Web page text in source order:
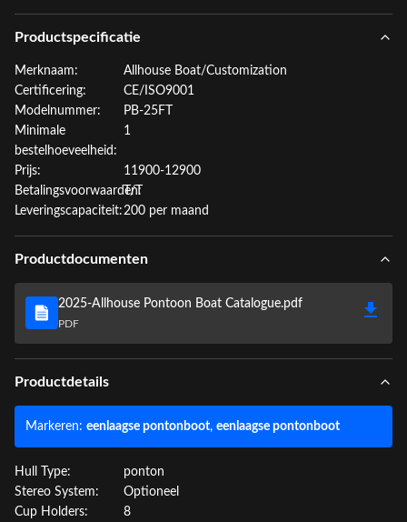
Productspecificatie
Merknaam:
Allhouse Boat/Customization
Certificering:
CE/ISO9001
Modelnummer:
PB-25FT
Minimale
bestelhoeveelheid:
1
Prijs:
11900-12900
Betalingsvoorwaarden:
T/T
Leveringscapaciteit:200 per maand
Productdocumenten
2025-Allhouse Pontoon Boat Catalogue.pdf
PDF
Productdetails
Markeren: eenlaagse pontonboot, eenlaagse pontonboot
Hull Type:
ponton
Stereo System:
Optioneel
Cup Holders:
8